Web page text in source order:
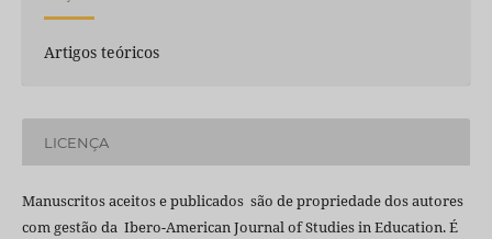
Artigos teóricos
LICENÇA
Manuscritos aceitos e publicados são de propriedade dos autores
com gestão da Ibero-American Journal of Studies in Education. É